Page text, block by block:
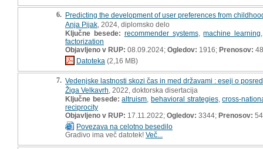
6. Predicting the development of user preferences from
Anja Pijak , 2024, diplomsko delo
Ključne besede: recommender systems,machine learning
factorization
Objavljeno v RUP: 08.09.2024; Ogledov: 1916; Prenosov: 48
Datoteka (2,16 MB)
7. Vedenjske lastnosti skozi čas in med državami : eseji o
Žiga Velkavrh , 2022, doktorska disertacija
Ključne besede: altruism ,behavioral strategies,cross-
reciprocity
Objavljeno v RUP: 17.11.2022; Ogledov: 3344; Prenosov: 54
Povezava na celotno besedilo
Gradivo ima več datotek! Več...